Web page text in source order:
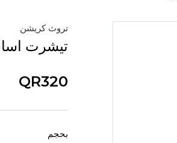
تروث كريشن
تيشرت
QR320
بحجم